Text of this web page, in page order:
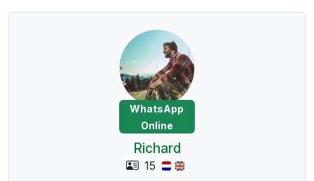
WhatsApp
Online
Richard
15